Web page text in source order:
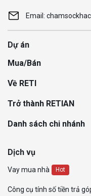
Email:
Dự án
Mua/Bán
Về RETI
Trở thành RETIAN
Danh sách chi nhánh
Dịch vụ
Vay mua nhà Hot
Công cụ tính số tiền trả